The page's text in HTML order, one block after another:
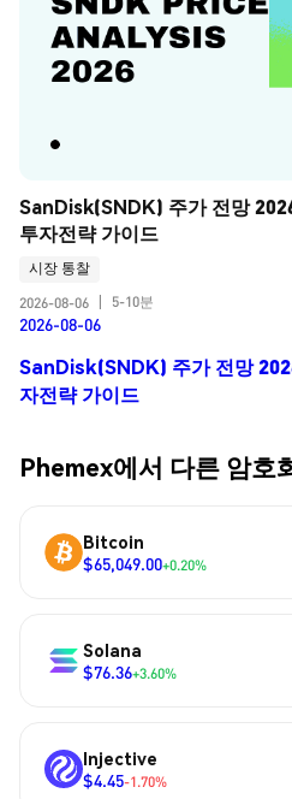
SanDisk(SNDK) 주가 전망
투자전략 가이드
시장 통찰
2026-08-06
5-10분
2026-08-06
SanDisk(SNDK) 주가 전망
자전략 가이드
Phemex에서 다른 암호
Bitcoin
$65,049.00+0.20%
Solana
$76.36+3.60%
Injective
$4.45-1.70%